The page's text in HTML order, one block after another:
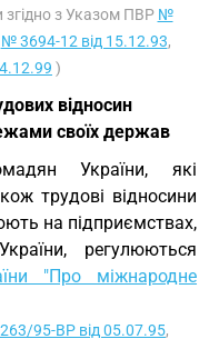
згідно з Указом ПВР №
№ 3694-12 від 15.12.93,
)
відносин
своїх держав
України, які
трудові відносини
на підприємствах,
регулюються
"Про міжнародне
95-ВР від 05.07.95,